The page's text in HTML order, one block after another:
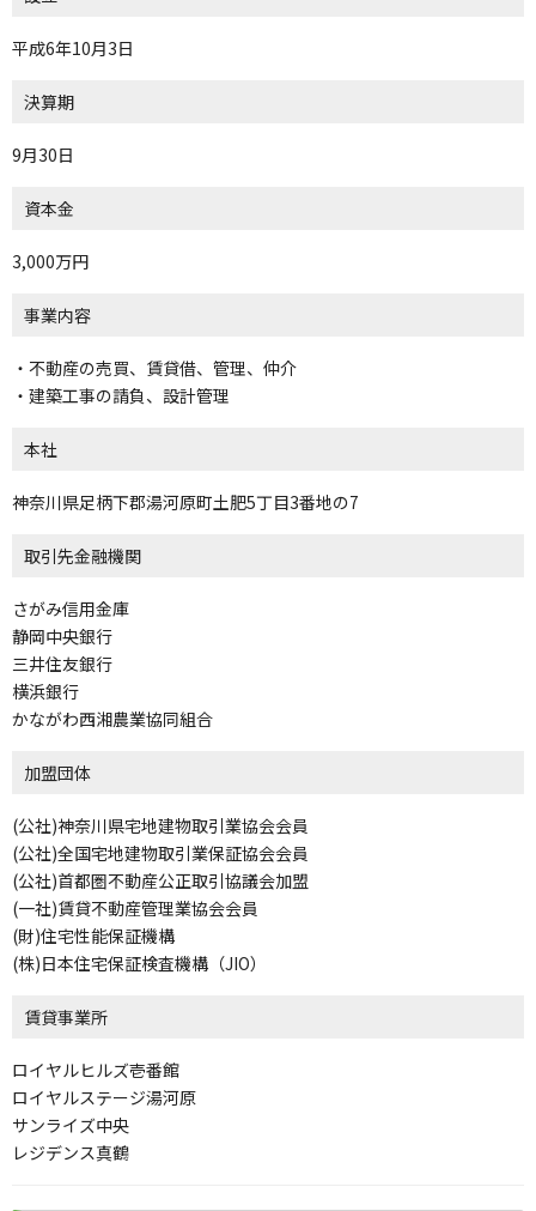
平成6年10月3日
決算期
9月30日
資本金
3,000万円
事業内容
・不動産の売買、賃貸借、管理、仲介
・建築工事の請負、設計管理
本社
神奈川県足柄下郡湯河原町土肥5丁目3番地の7
取引先金融機関
さがみ信用金庫
静岡中央銀行
三井住友銀行
横浜銀行
かながわ西湘農業協同組合
加盟団体
(公社)神奈川県宅地建物取引業協会会員
(公社)全国宅地建物取引業保証協会会員
(公社)首都圏不動産公正取引協議会加盟
(一社)賃貸不動産管理業協会会員
(財)住宅性能保証機構
(株)日本住宅保証検査機構（JIO）
賃貸事業所
ロイヤルヒルズ壱番館
ロイヤルステージ湯河原
サンライズ中央
レジデンス真鶴